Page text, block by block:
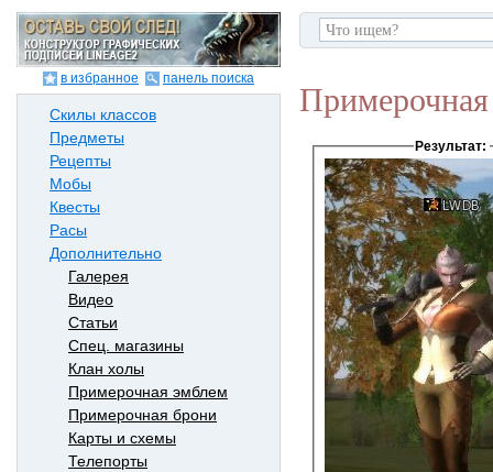
в избранное панель поиска
Скилы классов
Предметы
Рецепты
Мобы
Квесты
Расы
Дополнительно
Галерея
Видео
Статьи
Спец. магазины
Клан холы
Примерочная эмблем
Примерочная брони
Карты и схемы
Телепорты
Результат: